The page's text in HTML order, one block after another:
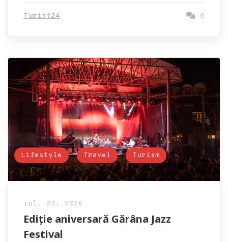
Turist24 0
Lifestyle Travel Turism
iul. 03, 2026
Ediție aniversară Gărâna Jazz
Festival